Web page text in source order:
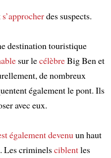
s’approcherdes suspects.
destination touristique
sur lecélèbreBig Ben et
de nombreux
également le pont. Ils
avec eux.
également devenuun haut
. Les criminelsciblentles